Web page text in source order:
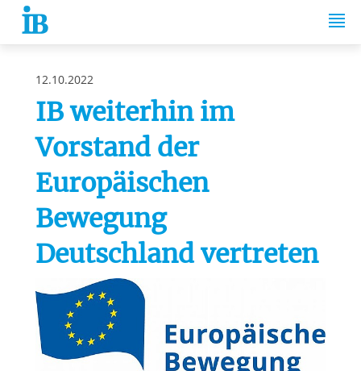
Springe zum Inhalt
12.10.2022
IB weiterhin im
Vorstand der
Europäischen
Bewegung
Deutschland vertreten